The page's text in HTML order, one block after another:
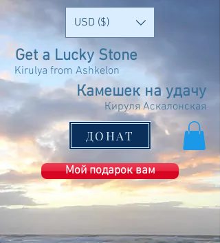
USD ($)
Get a Lucky Stone
Kirulya from Ashkelon
Камешек на удачу
Кируля Аскалонская
ДОНАТ
Мой подарок вам